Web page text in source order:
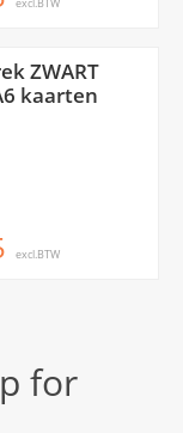
ZWART
kaarten
excl.BTW
for